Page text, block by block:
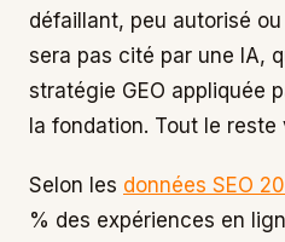
défaillant, peu autorisé
sera pas cité par une IA,
stratégie GEO appliquée
la fondation. Tout le
Selon les données SEO
% des expériences en